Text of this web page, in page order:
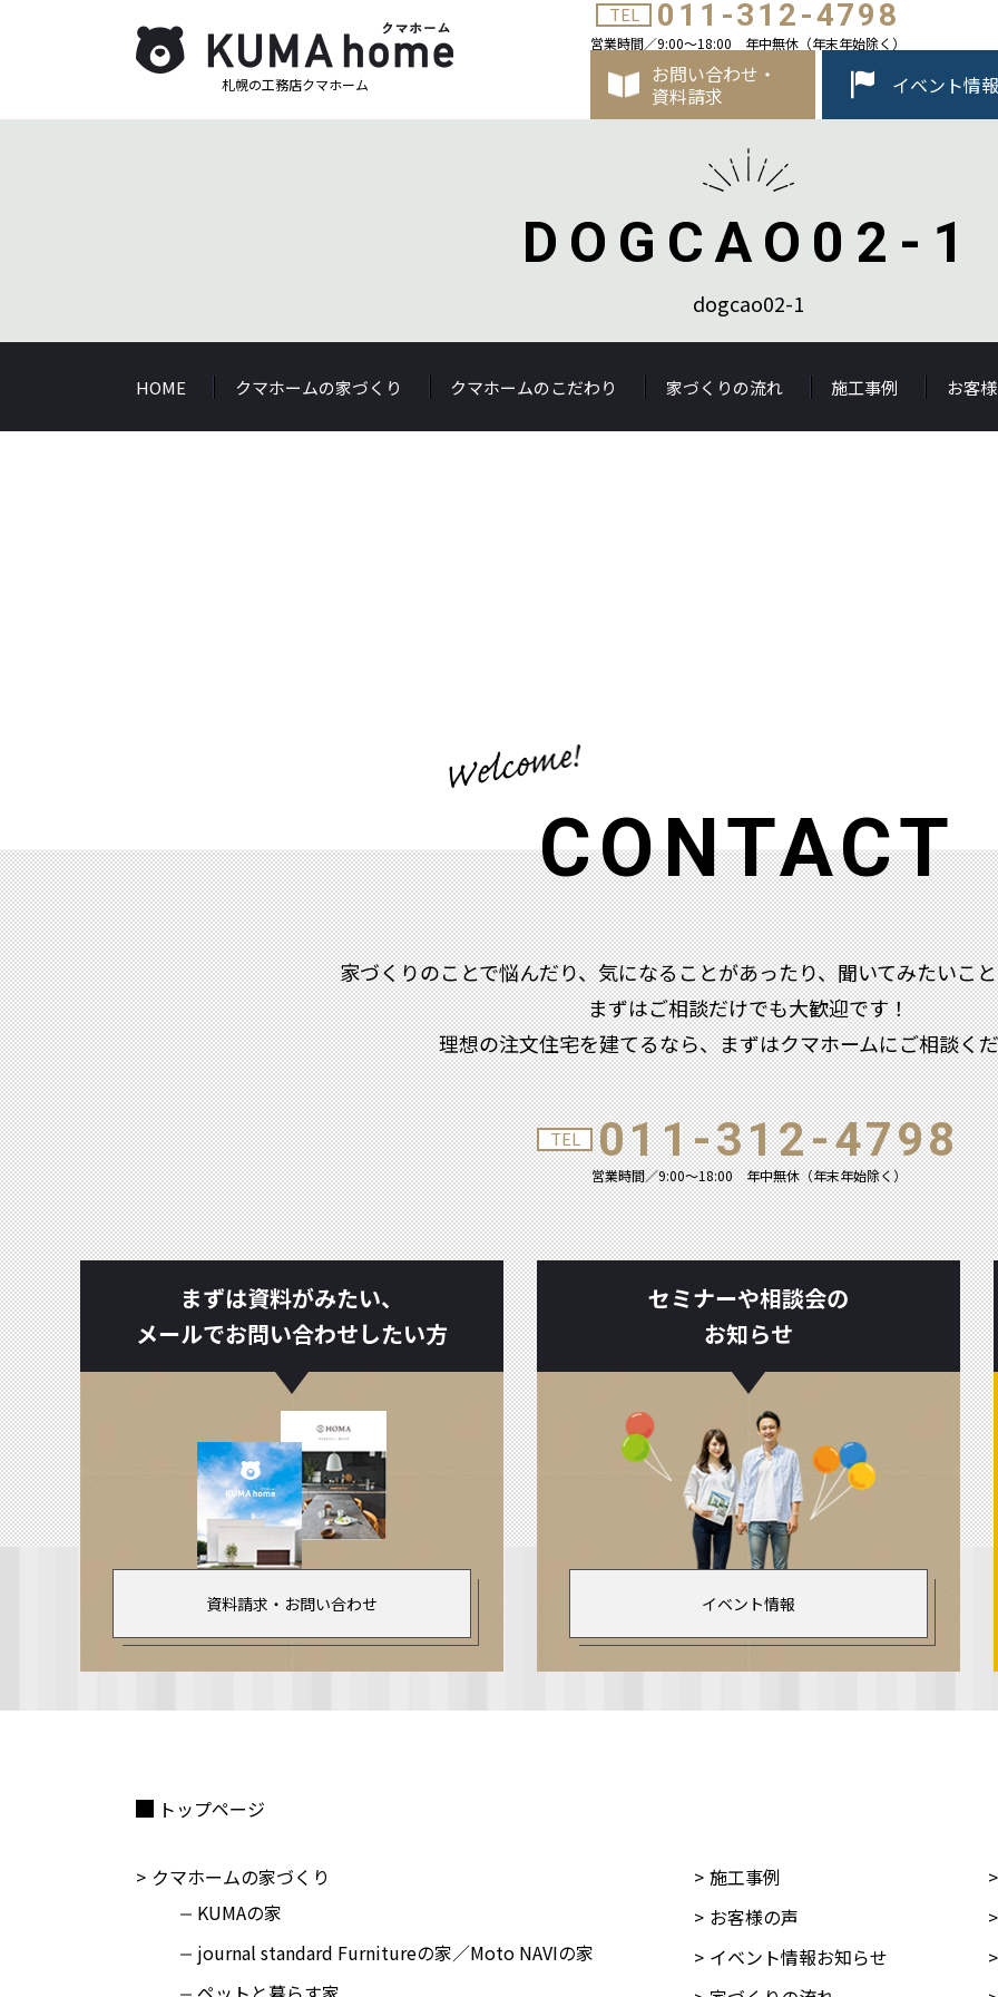
札幌の工務店クマホーム
TEL 011-312-4798
営業時間／9:00～18:00 年中無休（年末年始除く）
お問い合わせ・
資料請求
イベント情報
DOGCAO02-1
dogcao02-1
HOME クマホームの家づくり クマホームのこだわり 家づくりの流れ 施工事例 お客
CONTACT
家づくりのことで悩んだり、気になることがあったり、聞いてみたいこ
まずはご相談だけでも大歓迎です！
理想の注文住宅を建てるなら、まずはクマホームにご相談く
TEL 011-312-4798
営業時間／9:00～18:00年中無休（年末年始除く）
まずは資料がみたい、
メールでお問い合わせしたい方
資料請求・お問い合わせ
セミナーや相談会の
お知らせ
イベント情報
トップページ
クマホームの家づくり
KUMAの家
journal standard Furnitureの家／Moto NAVIの家
施工事例
お客様の声
イベント情報お知らせ